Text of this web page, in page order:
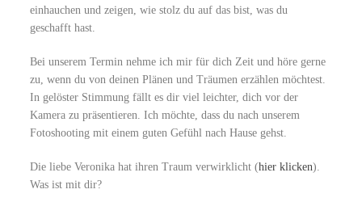
einhauchen und zeigen, wie stolz du auf das bist, was du
geschafft hast.
Bei unserem Termin nehme ich mir für dich Zeit und höre gerne
zu, wenn du von deinen Plänen und Träumen erzählen möchtest.
In gelöster Stimmung fällt es dir viel leichter, dich vor der
Kamera zu präsentieren. Ich möchte, dass du nach unserem
Fotoshooting mit einem guten Gefühl nach Hause gehst.
Die liebe Veronika hat ihren Traum verwirklicht (hier klicken).
Was ist mit dir?